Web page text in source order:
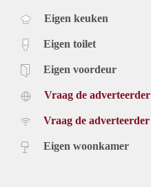
Eigen keuken
Eigen toilet
Eigen voordeur
Vraag de adverteerder
Vraag de adverteerder
Eigen woonkamer